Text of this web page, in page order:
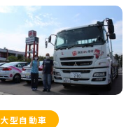
大型自動車